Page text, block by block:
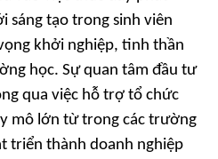
sáng tạo trong sinh viên
khởi nghiệp, tinh thần
học. Sự quan tâm đầu tư
qua việc hỗ trợ tổ chức
mô lớn từ trong các trường
triển thành doanh nghiệp